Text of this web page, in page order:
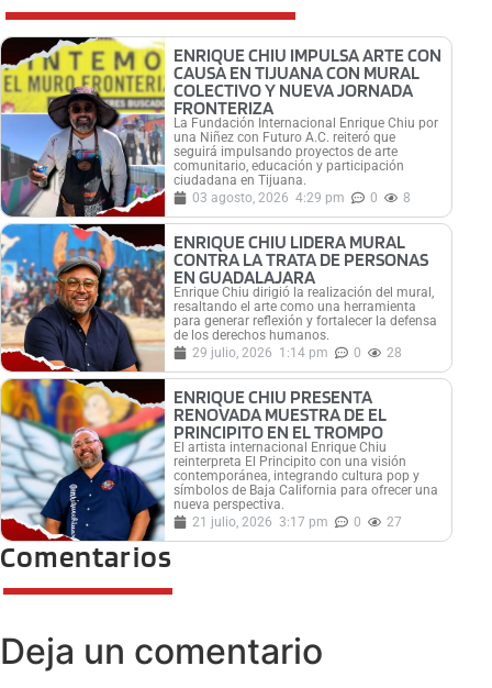
ENRIQUE CHIU IMPULSA ARTE CON
CAUSA EN TIJUANA CON MURAL
COLECTIVO Y NUEVA JORNADA
FRONTERIZA
La Fundación Internacional Enrique Chiu por
una Niñez con Futuro A.C. reiteró que
seguirá impulsando proyectos de arte
comunitario, educación y participación
ciudadana en Tijuana.
03 agosto, 2026 4:29 pm 0 8
ENRIQUE CHIU LIDERA MURAL
CONTRA LA TRATA DE PERSONAS
EN GUADALAJARA
Enrique Chiu dirigió la realización del mural,
resaltando el arte como una herramienta
para generar reflexión y fortalecer la defensa
de los derechos humanos.
29 julio, 2026 1:14 pm 0 28
ENRIQUE CHIU PRESENTA
RENOVADA MUESTRA DE EL
PRINCIPITO EN EL TROMPO
El artista internacional Enrique Chiu
reinterpreta El Principito con una visión
contemporánea, integrando cultura pop y
símbolos de Baja California para ofrecer una
nueva perspectiva.
21 julio, 2026 3:17 pm 0 27
Comentarios
Deja un comentario